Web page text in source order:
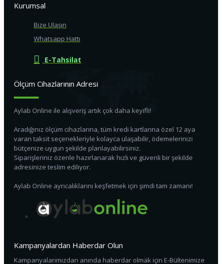
Kurumsal
Bize Ulaşın
Whatsapp Hattı
E-Tahsilat
Ölçüm Cihazlarının Adresi
Aylab Online ile alışveriş artık çok daha keyifli!
Aradığınız ölçüm cihazlarına, tüm kredi kartlarına özel 12 aya
varan taksit seçenekleriyle kolayca ulaşabilir, ödemelerinizi
bütçenize uygun şekilde planlayabilirsiniz.
Siparişleriniz özenle hazırlanarak hızlı ve güvenli bir şekilde
adresinize teslim ediliyor.
Aylab Online ayrıcalıklarını keşfetmek için şimdi tam zamanı!
Kampanyalardan Haberdar Olun
Kampanyalarımızdan anında haberdar olmak için E-Bültenimize